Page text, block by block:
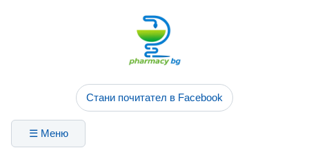
Стани почитател в Facebook
☰ Меню